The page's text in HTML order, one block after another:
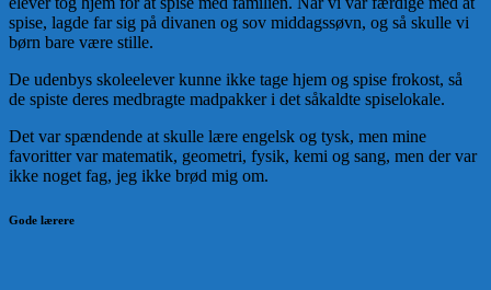
spise, lagde far sig på divanen og sov middagssøvn, og så skulle vi
børn bare være stille.
De udenbys skoleelever kunne ikke tage hjem og spise frokost, så
de spiste deres medbragte madpakker i det såkaldte spiselokale.
Det var spændende at skulle lære engelsk og tysk, men mine
favoritter var matematik, geometri, fysik, kemi og sang, men der var
ikke noget fag, jeg ikke brød mig om.
Gode lærere